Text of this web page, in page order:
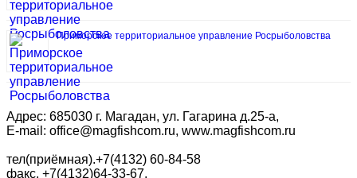
Приморское территориальное управление Росрыболовства
Адрес: 685030 г. Магадан, ул. Гагарина д.25-а,
E-mail: office@magfishcom.ru, www.magfishcom.ru
тел(приёмная).+7(4132) 60-84-58
факс. +7(4132)64-33-67,